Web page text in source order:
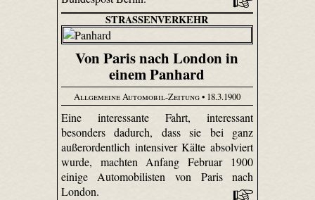
STRASSENVERKEHR
Von Paris nach London in
einem Panhard
Allgemeine Automobil-Zeitung• 18.3.1900
Eine interessante Fahrt, interessant
besonders dadurch, dass sie bei ganz
außerordentlich intensiver Kälte absolviert
wurde, machten Anfang Februar 1900
einige Automobilisten von Paris nach
London.